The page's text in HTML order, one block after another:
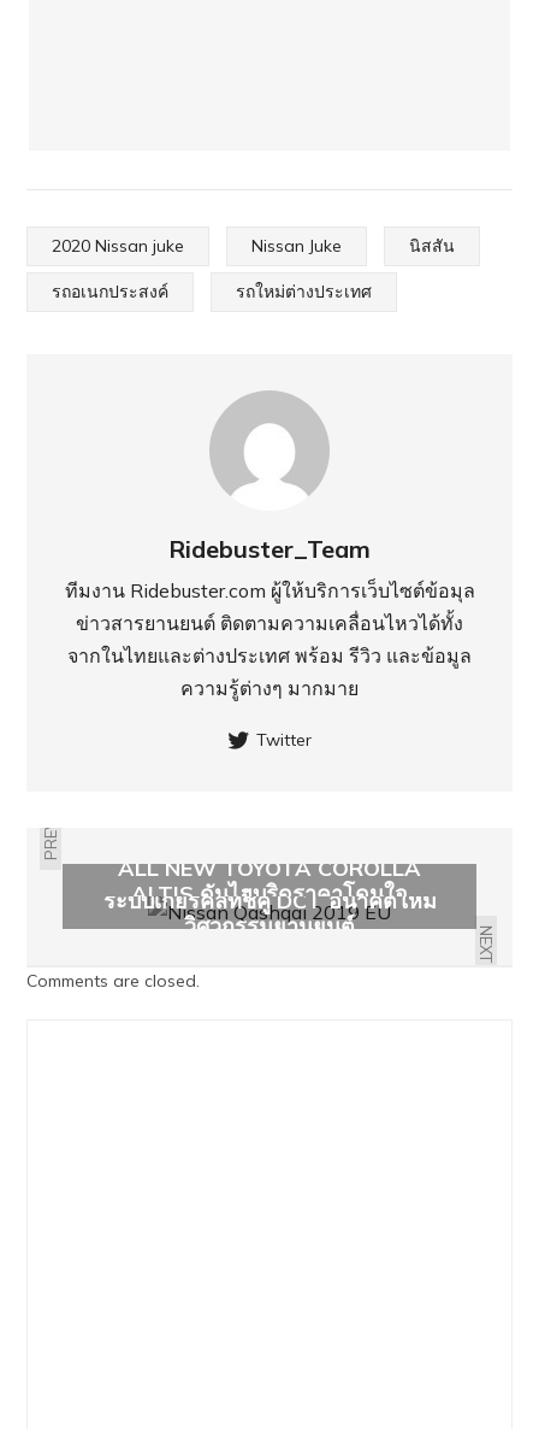
2020 Nissan juke Nissan Juke นิสสัน
รถอเนกประสงค์ รถใหม่ต่างประเทศ
Ridebuster_Team
ทีมงาน Ridebuster.com ผู้ให้บริการเว็บไซต์ข้อมุล
ข่าวสารยานยนต์ ติดตามความเคลื่อนไหวได้ทั้ง
จากในไทยและต่างประเทศ พร้อม รีวิว และข้อมูล
ความรู้ต่างๆ มากมาย
Twitter
PREVIOUS
ALL NEW TOYOTA COROLLA
ALTIS ดันไฮบริดราคาโดนใจ
NEXT
ระบบเกียร์คลัทช์คู่ DCT อนาคตใหม่
วิศวกรรมยานยนต์
Comments are closed.